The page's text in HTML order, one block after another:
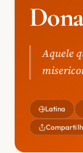
Aquele
Latina